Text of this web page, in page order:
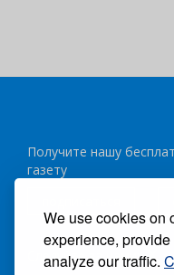
We use cookies on
experience,
analyze our traffic.
Получите нашу
газету
Следуйте за нами: